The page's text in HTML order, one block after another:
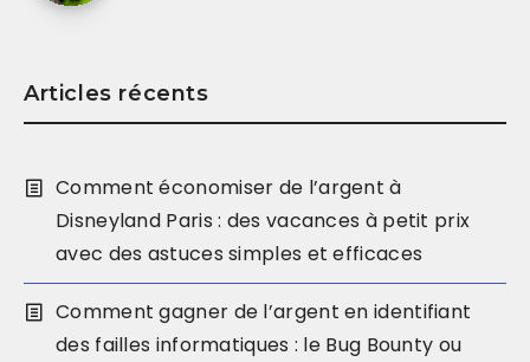
Articles récents
Comment économiser de l’argent à
Disneyland Paris : des vacances à petit prix
avec des astuces simples et efficaces
Comment gagner de l’argent en identifiant
des failles informatiques : le Bug Bounty ou